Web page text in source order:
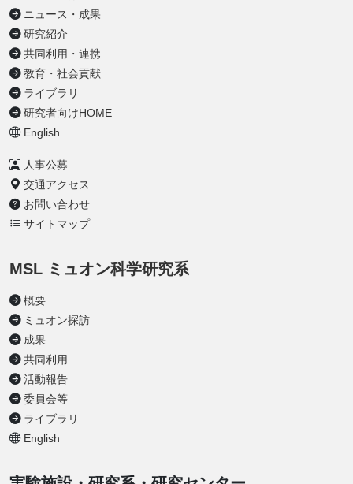
ニュース・成果
研究紹介
共同利用・連携
教育・社会貢献
ライブラリ
研究者向けHOME
English
人事公募
交通アクセス
お問い合わせ
サイトマップ
MSL ミュオン科学研究系
概要
ミュオン探訪
成果
共同利用
活動報告
委員会等
ライブラリ
English